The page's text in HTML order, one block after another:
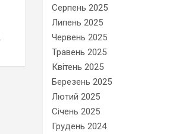
Серпень 2025
Липень 2025
Червень 2025
Травень 2025
Квітень 2025
Березень 2025
Лютий 2025
Січень 2025
Грудень 2024